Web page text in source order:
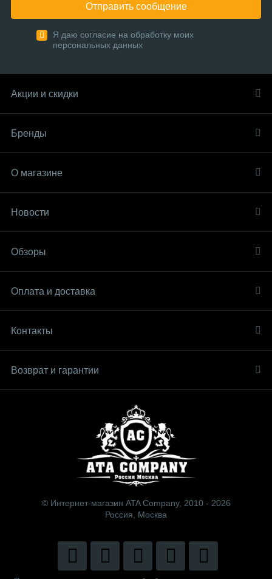
Отправить сообщение
Я даю согласие на обработку моих
персональных данных
Акции и скидки
Бренды
О магазине
Новости
Обзоры
Оплата и доставка
Контакты
Возврат и гарантии
© Интернет-магазин ATA Company, 2010 - 2026
Россия, Москва